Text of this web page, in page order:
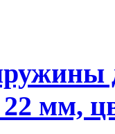
мм,